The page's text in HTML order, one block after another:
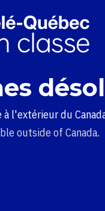
l'extérieur du
outside of Canada.